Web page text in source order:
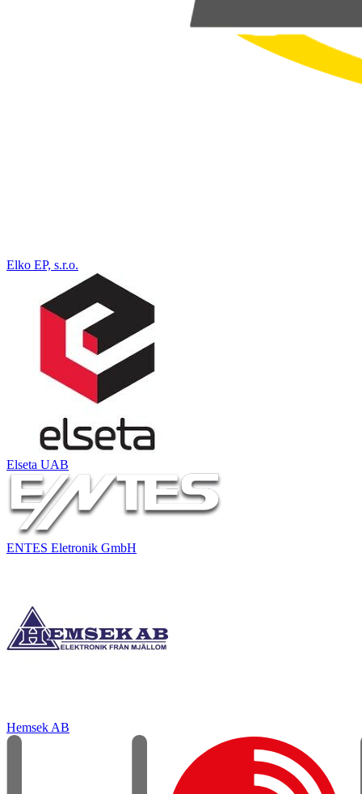
Elko EP, s.r.o.
Elseta UAB
ENTES Eletronik GmbH
Hemsek AB